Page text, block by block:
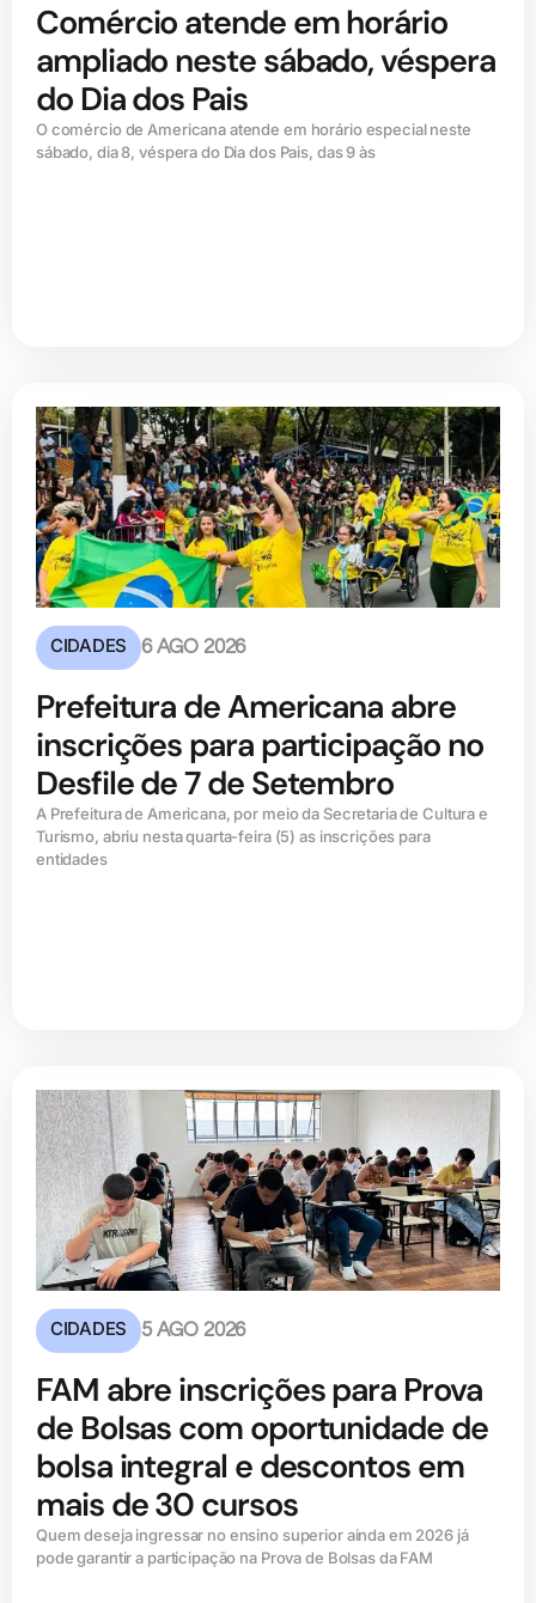
Comércio atende em horário
ampliado neste sábado, véspera
do Dia dos Pais
O comércio de Americana atende em horário especial neste
sábado, dia 8, véspera do Dia dos Pais, das 9 às
CIDADES 6 AGO 2026
Prefeitura de Americana abre
inscrições para participação no
Desfile de 7 de Setembro
A Prefeitura de Americana, por meio da Secretaria de Cultura e
Turismo, abriu nesta quarta-feira (5) as inscrições para
entidades
CIDADES 5 AGO 2026
FAM abre inscrições para Prova
de Bolsas com oportunidade de
bolsa integral e descontos em
mais de 30 cursos
Quem deseja ingressar no ensino superior ainda em 2026 já
pode garantir a participação na Prova de Bolsas da FAM